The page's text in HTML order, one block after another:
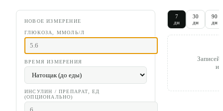
НОВОЕ ИЗМЕРЕНИЕ
ГЛЮКОЗА, ММОЛЬ/Л
ВРЕМЯ ИЗМЕРЕНИЯ
ИНСУЛИН / ПРЕПАРАТ, ЕД
(ОПЦИОНАЛЬНО)
7
дн
30
дн
90
дн
Записей